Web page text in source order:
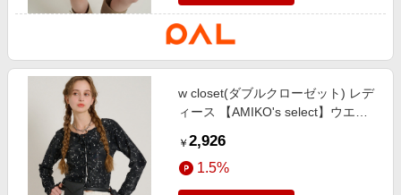
w closet(ダブルクローゼット) レデ
ィース 【AMIKO's select】ウエス
￥ 2,926
1.5%